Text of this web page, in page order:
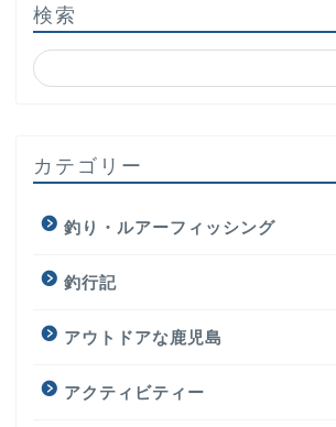
検索
カテゴリー
釣り・ルアーフィッシング
釣行記
アウトドアな鹿児島
アクティビティー